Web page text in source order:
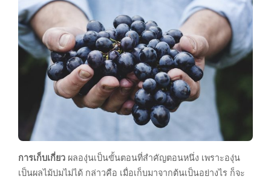
การเก็บเกี่ยว ผลองุ่นเป็นขั้นตอนที่สำคัญตอนหนึ่ง เพราะองุ่น
เป็นผลไม้บ่มไม่ได้ กล่าวคือ เมื่อเก็บมาจากต้นเป็นอย่างไร ก็จะ